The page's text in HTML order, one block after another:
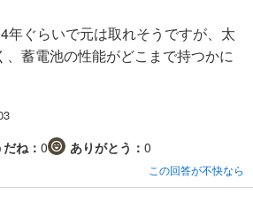
年ぐらいで元は取れそうですが、太
、蓄電池の性能がどこまで持つかに
ね： 0 ありがとう： 0
この回答が不快なら